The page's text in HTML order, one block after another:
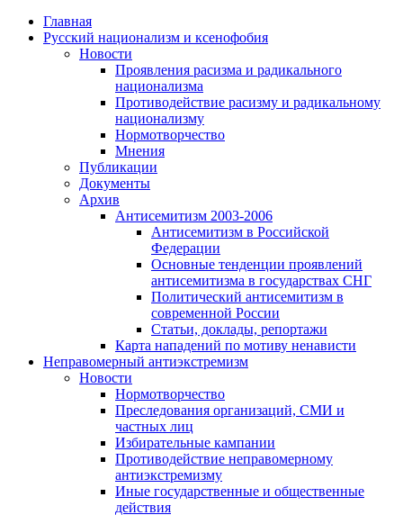
Главная
Русский национализм и ксенофобия
Новости
Проявления расизма и радикального
национализма
Противодействие расизму и радикальному
национализму
Нормотворчество
Мнения
Публикации
Документы
Архив
Антисемитизм 2003-2006
Антисемитизм в Российской
Федерации
Основные тенденции проявлений
антисемитизма в государствах СНГ
Политический антисемитизм в
современной России
Статьи, доклады, репортажи
Карта нападений по мотиву ненависти
Неправомерный антиэкстремизм
Новости
Нормотворчество
Преследования организаций, СМИ и
частных лиц
Избирательные кампании
Противодействие неправомерному
антиэкстремизму
Иные государственные и общественные
действия